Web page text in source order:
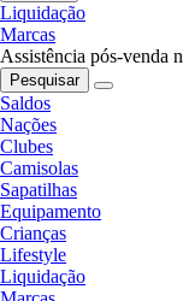
Liquidação
Marcas
Assistência pós-venda
Pesquisar
Saldos
Nações
Clubes
Camisolas
Sapatilhas
Equipamento
Crianças
Lifestyle
Liquidação